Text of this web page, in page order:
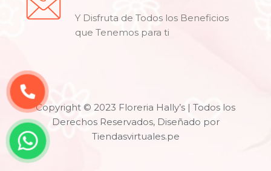
Y Disfruta de Todos los Beneficios
que Tenemos para ti
Copyright © 2023 Floreria Hally’s | Todos los
Derechos Reservados, Diseñado por
Tiendasvirtuales.pe